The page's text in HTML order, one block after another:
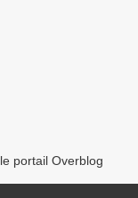
portail Overblog